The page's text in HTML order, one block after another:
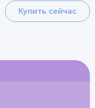
Купить сейчас